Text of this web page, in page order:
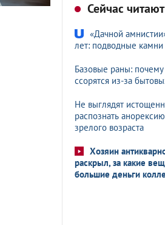
Сейчас читают
«Дачной
лет: подводные камни
Базовые раны:
ссорятся из-за
Не выглядят
распознать
зрелого возраста
Хозяин
раскрыл, за какие
большие деньги